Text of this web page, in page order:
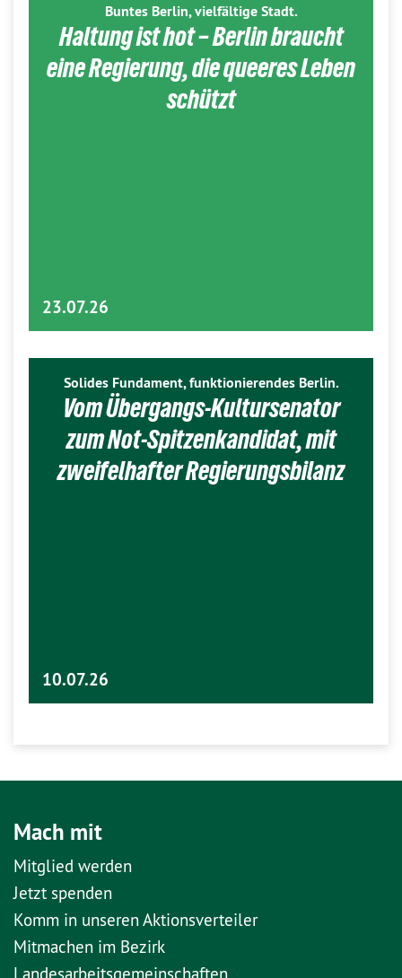
Buntes Berlin, vielfältige Stadt.
Haltung ist hot – Berlin braucht
eine Regierung, die queeres Leben
schützt
23.07.26
Solides Fundament, funktionierendes Berlin.
Vom Übergangs-Kultursenator
zum Not-Spitzenkandidat, mit
zweifelhafter Regierungsbilanz
10.07.26
Mach mit
Mitglied werden
Jetzt spenden
Komm in unseren Aktionsverteiler
Mitmachen im Bezirk
Landesarbeitsgemeinschaften